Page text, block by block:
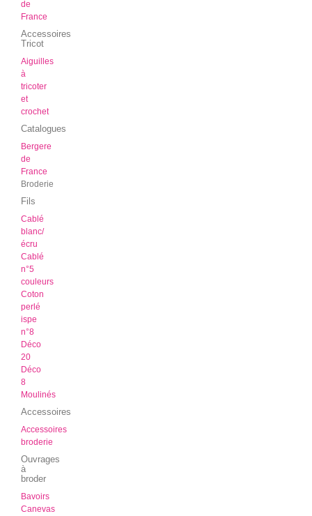
de
France
Accessoires
Tricot
Aiguilles
à
tricoter
et
crochet
Catalogues
Bergere
de
France
Broderie
Fils
Cablé
blanc/
écru
Cablé
n°5
couleurs
Coton
perlé
ispe
n°8
Déco
20
Déco
8
Moulinés
Accessoires
Accessoires
broderie
Ouvrages
à
broder
Bavoirs
Canevas